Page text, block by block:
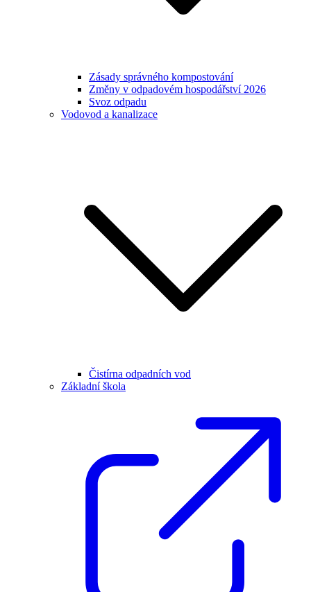
Zásady správného kompostování
Změny v odpadovém hospodářství 2026
Svoz odpadu
Vodovod a kanalizace
Čistírna odpadních vod
Základní škola